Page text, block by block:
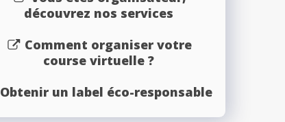
découvrez nos services
Comment organiser votre
course virtuelle ?
Obtenir un label éco-responsable